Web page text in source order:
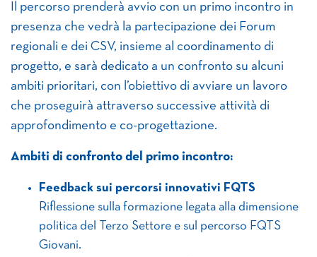
Il percorso prenderà avvio con un primo incontro in
presenza che vedrà la partecipazione dei Forum
regionali e dei CSV, insieme al coordinamento di
progetto, e sarà dedicato a un confronto su alcuni
ambiti prioritari, con l’obiettivo di avviare un lavoro
che proseguirà attraverso successive attività di
approfondimento e co-progettazione.
Ambiti di confronto del primo incontro:
Feedback sui percorsi innovativi FQTS
Riflessione sulla formazione legata alla dimensione
politica del Terzo Settore e sul percorso FQTS
Giovani.